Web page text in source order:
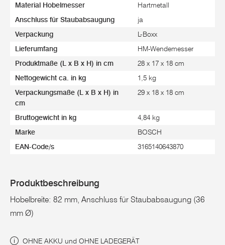
Material Hobelmesser Hartmetall
Anschluss für Staubabsaugung ja
Verpackung L-Boxx
Lieferumfang HM-Wendemesser
Produktmaße (L x B x H) in cm 28 x 17 x 18 cm
Nettogewicht ca. in kg 1,5 kg
Verpackungsmaße (L x B x H) in
cm
29 x 18 x 18 cm
Bruttogewicht in kg 4,84 kg
Marke BOSCH
EAN-Code/s 3165140643870
Produktbeschreibung
Hobelbreite: 82 mm, Anschluss für Staubabsaugung (36
mm Ø)
OHNE AKKU und OHNE LADEGERÄT